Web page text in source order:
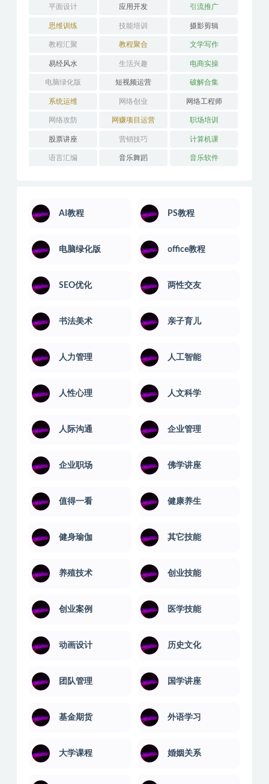
平面设计 应用开发 引流推广
思维训练 技能培训 摄影剪辑
教程汇聚 教程聚合 文学写作
易经风水 生活兴趣 电商实操
电脑绿化版 短视频运营 破解合集
系统运维 网络创业 网络工程师
网络攻防 网赚项目运营 职场培训
股票讲座 营销技巧 计算机课
语言汇编 音乐舞蹈 音乐软件
AI教程 PS教程
电脑绿化版 office教程
SEO优化 两性交友
书法美术 亲子育儿
人力管理 人工智能
人性心理 人文科学
人际沟通 企业管理
企业职场 佛学讲座
值得一看 健康养生
健身瑜伽 其它技能
养殖技术 创业技能
创业案例 医学技能
动画设计 历史文化
团队管理 国学讲座
基金期货 外语学习
大学课程 婚姻关系